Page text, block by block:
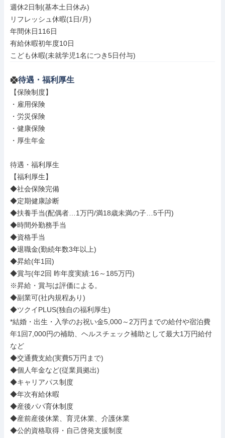
週休2日制(基本土日休み)
リフレッシュ休暇(1日/月)
年間休日116日
有給休暇初年度10日
こども休暇(未就学児1名につき5日付与)
待遇・福利厚生
【保険制度】
・雇用保険
・労災保険
・健康保険
・厚生年金
待遇・福利厚生
【福利厚生】
◆社会保険完備
◆定期健康診断
◆扶養手当(配偶者…1万円/満18歳未満の子…5千円)
◆時間外勤務手当
◆資格手当
◆退職金(勤続年数3年以上)
◆昇給(年1回)
◆賞与(年2回 昨年度実績:16～185万円)
※昇給・賞与は評価による。
◆副業可(社内規程あり)
◆ツクイPLUS(独自の福利厚生)
*結婚・出生・入学のお祝い金5,000～2万円までの給付や宿泊費
年1回7,000円の補助、ヘルスチェック補助として最大1万円給付
など
◆交通費支給(実費5万円まで)
◆個人年金など(従業員拠出)
◆キャリアパス制度
◆年次有給休暇
◆産後パパ育休制度
◆産前産後休業、育児休業、介護休業
◆公的資格取得・自己啓発支援制度